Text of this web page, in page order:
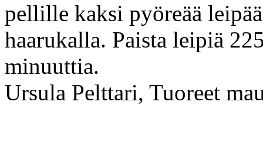
pellille kaksi pyöreää
haarukalla. Paista leipiä
minuuttia.
Ursula Pelttari, Tuoreet